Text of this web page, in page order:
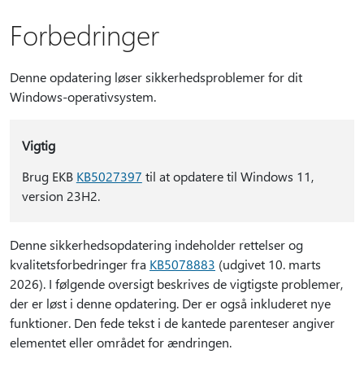
Forbedringer
Denne opdatering løser sikkerhedsproblemer for dit
Windows-operativsystem.
Vigtig
Brug EKB KB5027397 til at opdatere til Windows 11,
version 23H2.
Denne sikkerhedsopdatering indeholder rettelser og
kvalitetsforbedringer fra KB5078883 (udgivet 10. marts
2026). I følgende oversigt beskrives de vigtigste problemer,
der er løst i denne opdatering. Der er også inkluderet nye
funktioner. Den fede tekst i de kantede parenteser angiver
elementet eller området for ændringen.